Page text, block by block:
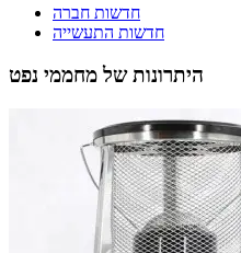
חדשות חברה
חדשות התעשייה
היתרונות של מחממי נפט